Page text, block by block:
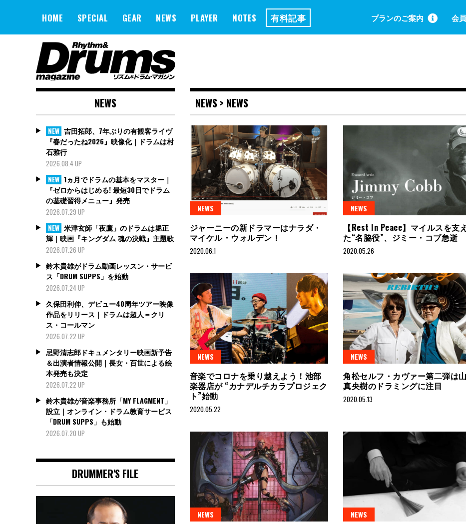
HOME SPECIAL GEAR NEWS PLAYER NOTES 有料記事 プランのご案内 会
NEWS > NEWS
NEWS
ジャーニーの新ドラマーはナラダ・
マイケル・ウォルデン！
2020.06.1
NEWS
【Rest In Peace】マイルスを支え
た“名脇役”、ジミー・コブ急逝
2020.05.26
NEWS
音楽でコロナを乗り越えよう！池部
楽器店が “カナデルチカラプロジェク
ト”始動
2020.05.22
NEWS
角松セルフ・カヴァー第二弾は
真央樹のドラミングに注目
2020.05.13
NEWS NEWS
NEWS
NEW 吉田拓郎、7年ぶりの有観客ライヴ
『春だったね2026』映像化｜ドラムは村
石雅行
2026.08.4 UP
NEW 1ヵ月でドラムの基本をマスター｜
『ゼロからはじめる! 最短30日でドラム
の基礎習得メニュー』発売
2026.07.29 UP
NEW 米津玄師「夜鷹」のドラムは堀正
輝｜映画『キングダム 魂の決戦』主題歌
2026.07.26 UP
鈴木貴雄がドラム動画レッスン・サービ
ス「DRUM SUPPS」を始動
2026.07.24 UP
久保田利伸、デビュー40周年ツアー映像
作品をリリース｜ドラムは超人＝クリ
ス・コールマン
2026.07.22 UP
忌野清志郎ドキュメンタリー映画新予告
＆出演者情報公開｜長女・百世による絵
本発売も決定
2026.07.22 UP
鈴木貴雄が音楽事務所「MY FLAGMENT」
設立｜オンライン・ドラム教育サービス
「DRUM SUPPS」も始動
2026.07.20 UP
DRUMMER'S FILE